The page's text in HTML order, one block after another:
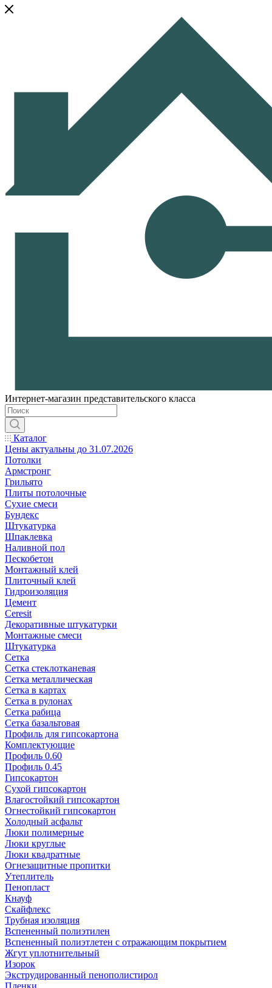
Интернет-магазин представительского класса
Каталог
Цены актуальны до 31.07.2026
Потолки
Армстронг
Грильято
Плиты потолочные
Сухие смеси
Бундекс
Штукатурка
Шпаклевка
Наливной пол
Пескобетон
Монтажный клей
Плиточный клей
Гидроизоляция
Цемент
Ceresit
Декоративные штукатурки
Монтажные смеси
Штукатурка
Сетка
Сетка стеклотканевая
Сетка металлическая
Сетка в картах
Сетка в рулонах
Сетка рабица
Сетка базальтовая
Профиль для гипсокартона
Комплектующие
Профиль 0.60
Профиль 0.45
Гипсокартон
Сухой гипсокартон
Влагостойкий гипсокартон
Огнестойкий гипсокартон
Холодный асфальт
Люки полимерные
Люки круглые
Люки квадратные
Огнезащитные пропитки
Утеплитель
Пенопласт
Кнауф
Скайфлекс
Трубная изоляция
Вспененный полиэтилен
Вспененный полиэтлетен с отражающим покрытием
Жгут уплотнительный
Изорок
Экструдированный пенополистирол
Пленки